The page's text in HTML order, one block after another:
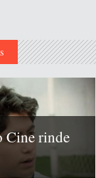
Cine rinde